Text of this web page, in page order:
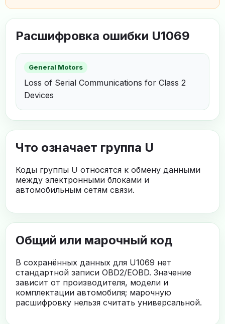
Расшифровка ошибки U1069
General Motors
Loss of Serial Communications for Class 2
Devices
Что означает группа U
Коды группы U относятся к обмену данными
между электронными блоками и
автомобильным сетям связи.
Общий или марочный код
В сохранённых данных для U1069 нет
стандартной записи OBD2/EOBD. Значение
зависит от производителя, модели и
комплектации автомобиля; марочную
расшифровку нельзя считать универсальной.